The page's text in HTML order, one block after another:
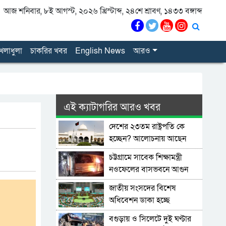
আজ শনিবার, ৮ই আগস্ট, ২০২৬ খ্রিস্টাব্দ, ২৪শে শ্রাবণ, ১৪৩৩ বঙ্গাব্দ
চাকরির খবর English News আরও
এই ক্যাটাগরির আরও খবর
দেশের ২৩তম রাষ্ট্রপতি কে
হচ্ছেন? আলোচনায় আছেন
কারা?
চট্টগ্রামে সাবেক শিক্ষামন্ত্রী
নওফেলের বাসভবনে আগুন
জাতীয় সংসদের বিশেষ
অধিবেশন ডাকা হচ্ছে
বগুড়ায় ও সিলেটে দুই ঘণ্টার